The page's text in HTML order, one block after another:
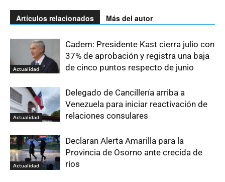
Artículos relacionados Más del autor
Actualidad
Cadem: Presidente Kast cierra julio con
37% de aprobación y registra una baja
de cinco puntos respecto de junio
Actualidad
Delegado de Cancillería arriba a
Venezuela para iniciar reactivación de
relaciones consulares
Actualidad
Declaran Alerta Amarilla para la
Provincia de Osorno ante crecida de
ríos